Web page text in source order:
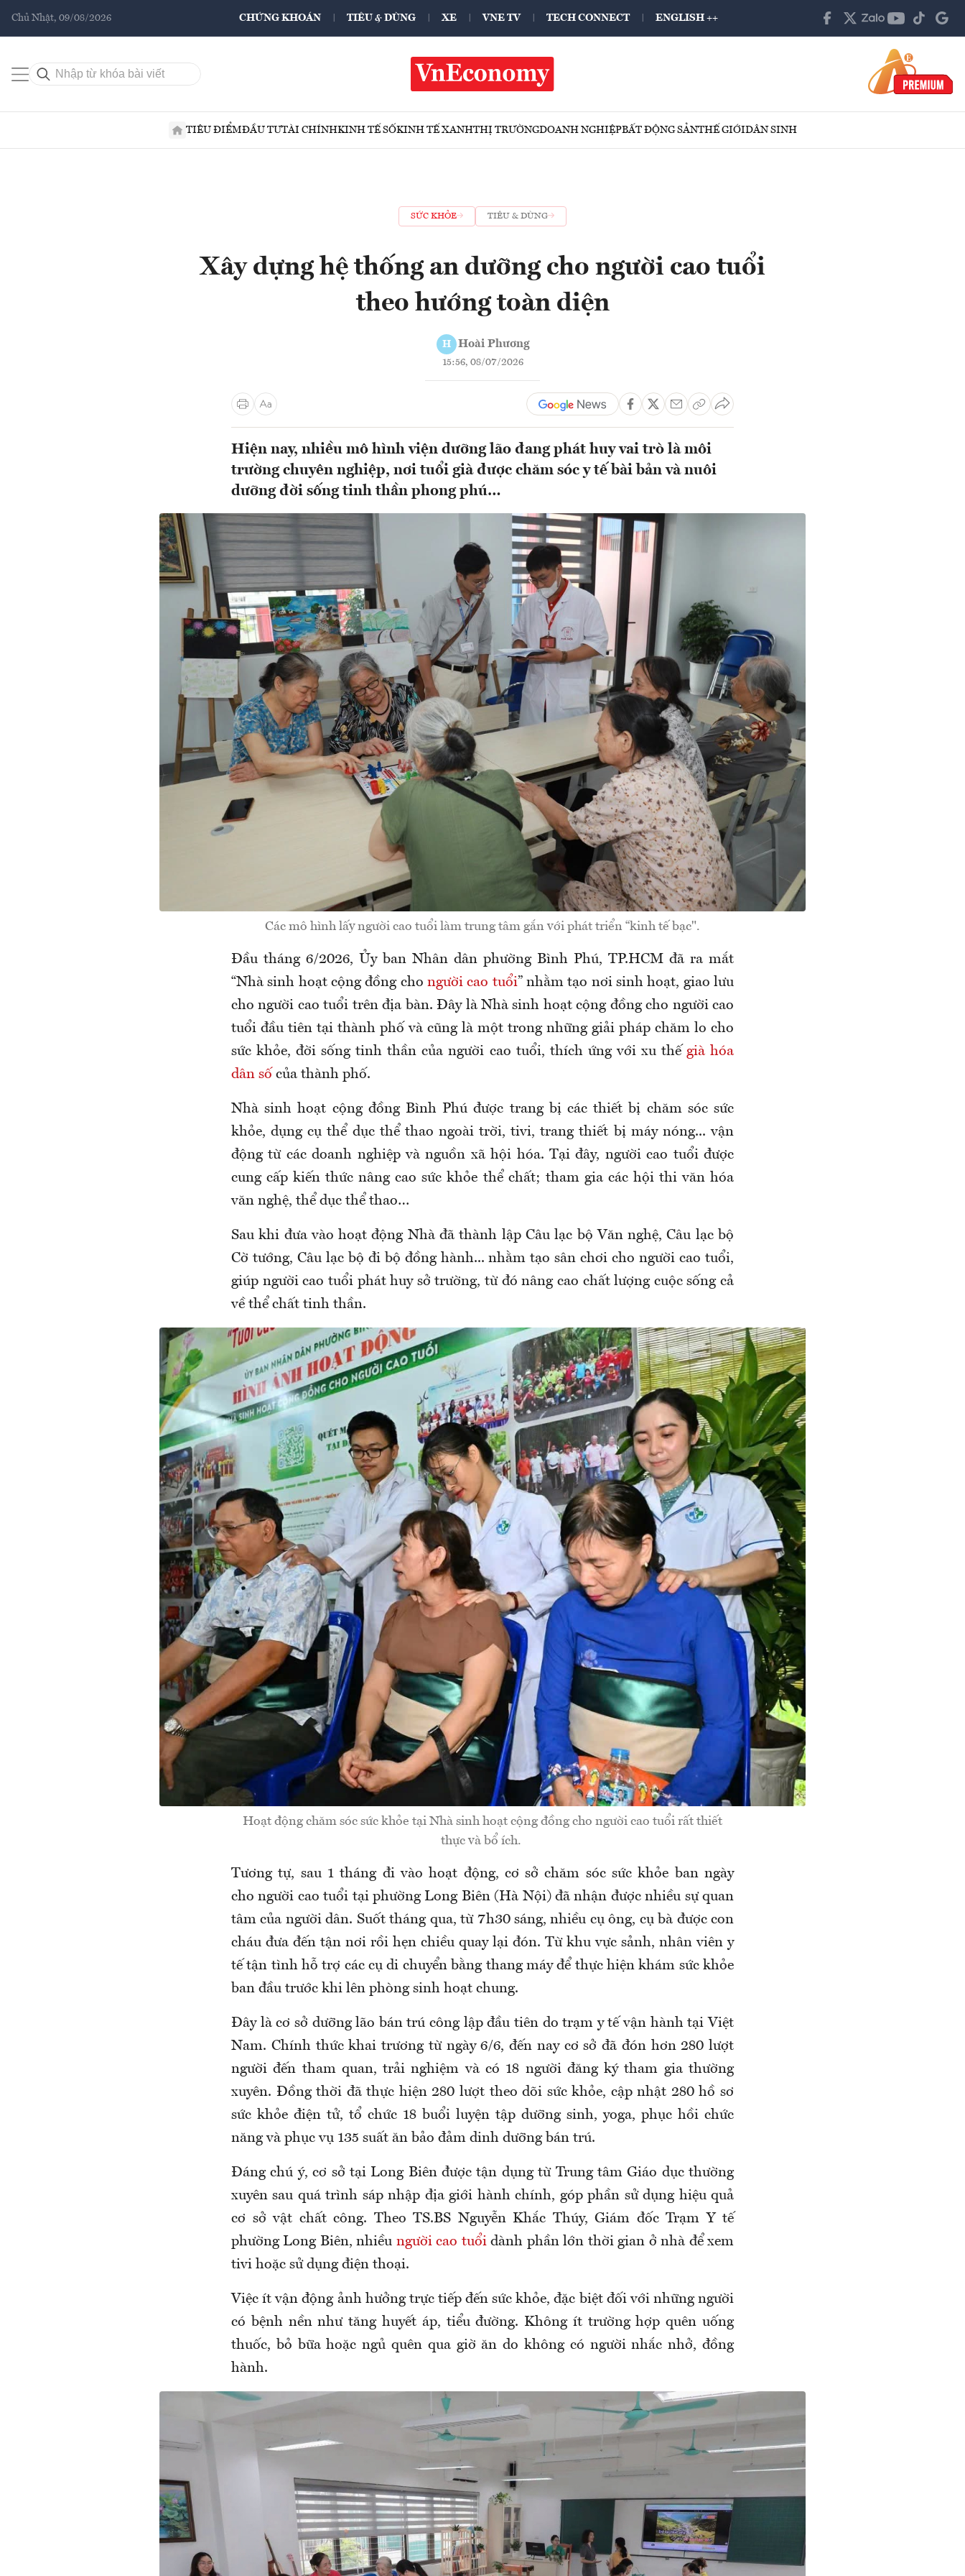
Chủ Nhật, 09/08/2026 CHỨNG KHOÁN TIÊU & DÙNG XE VNE TV TECH CONNECT ENGLISH ++
TIÊU ĐIỂMĐẦU TƯTÀI CHÍNHKINH TẾ SỐKINH TẾ XANHTHỊ TRƯỜNGDOANH NGHIỆPBẤT ĐỘNG SẢNTHẾ GIỚIDÂN SINH
SỨC KHỎE TIÊU & DÙNG
Xây dựng hệ thống an dưỡng cho người cao tuổi
theo hướng toàn diện
H Hoài Phương
15:56, 08/07/2026
Hiện nay, nhiều mô hình viện dưỡng lão đang phát huy vai trò là môi
trường chuyên nghiệp, nơi tuổi già được chăm sóc y tế bài bản và nuôi
dưỡng đời sống tinh thần phong phú…
Các mô hình lấy người cao tuổi làm trung tâm gắn với phát triển “kinh tế bạc".
Đầu tháng 6/2026, Ủy ban Nhân dân phường Bình Phú, TP.HCM đã ra mắt
“Nhà sinh hoạt cộng đồng cho người cao tuổi” nhằm tạo nơi sinh hoạt, giao lưu
cho người cao tuổi trên địa bàn. Đây là Nhà sinh hoạt cộng đồng cho người cao
tuổi đầu tiên tại thành phố và cũng là một trong những giải pháp chăm lo cho
sức khỏe, đời sống tinh thần của người cao tuổi, thích ứng với xu thế già hóa
dân số của thành phố.
Nhà sinh hoạt cộng đồng Bình Phú được trang bị các thiết bị chăm sóc sức
khỏe, dụng cụ thể dục thể thao ngoài trời, tivi, trang thiết bị máy nóng... vận
động từ các doanh nghiệp và nguồn xã hội hóa. Tại đây, người cao tuổi được
cung cấp kiến thức nâng cao sức khỏe thể chất; tham gia các hội thi văn hóa
văn nghệ, thể dục thể thao…
Sau khi đưa vào hoạt động Nhà đã thành lập Câu lạc bộ Văn nghệ, Câu lạc bộ
Cờ tướng, Câu lạc bộ đi bộ đồng hành... nhằm tạo sân chơi cho người cao tuổi,
giúp người cao tuổi phát huy sở trường, từ đó nâng cao chất lượng cuộc sống cả
về thể chất tinh thần.
Hoạt động chăm sóc sức khỏe tại Nhà sinh hoạt cộng đồng cho người cao tuổi rất thiết
thực và bổ ích.
Tương tự, sau 1 tháng đi vào hoạt động, cơ sở chăm sóc sức khỏe ban ngày
cho người cao tuổi tại phường Long Biên (Hà Nội) đã nhận được nhiều sự quan
tâm của người dân. Suốt tháng qua, từ 7h30 sáng, nhiều cụ ông, cụ bà được con
cháu đưa đến tận nơi rồi hẹn chiều quay lại đón. Từ khu vực sảnh, nhân viên y
tế tận tình hỗ trợ các cụ di chuyển bằng thang máy để thực hiện khám sức khỏe
ban đầu trước khi lên phòng sinh hoạt chung.
Đây là cơ sở dưỡng lão bán trú công lập đầu tiên do trạm y tế vận hành tại Việt
Nam. Chính thức khai trương từ ngày 6/6, đến nay cơ sở đã đón hơn 280 lượt
người đến tham quan, trải nghiệm và có 18 người đăng ký tham gia thường
xuyên. Đồng thời đã thực hiện 280 lượt theo dõi sức khỏe, cập nhật 280 hồ sơ
sức khỏe điện tử, tổ chức 18 buổi luyện tập dưỡng sinh, yoga, phục hồi chức
năngvà phục vụ 135 suất ăn bảo đảm dinh dưỡng bán trú.
Đáng chú ý, cơ sở tại Long Biên được tận dụng từ Trung tâm Giáo dục thường
xuyên sau quá trình sáp nhập địa giới hành chính, góp phần sử dụng hiệu quả
cơ sở vật chất công. Theo TS.BS Nguyễn Khắc Thúy, Giám đốc Trạm Y tế
phường Long Biên, nhiều người cao tuổidành phần lớn thời gian ở nhà để xem
tivi hoặc sử dụng điện thoại.
Việc ít vận động ảnh hưởng trực tiếp đến sức khỏe, đặc biệt đối với những người
có bệnh nền như tăng huyết áp, tiểu đường. Không ít trường hợp quên uống
thuốc, bỏ bữa hoặc ngủ quên qua giờ ăn do không có người nhắc nhở, đồng
hành.